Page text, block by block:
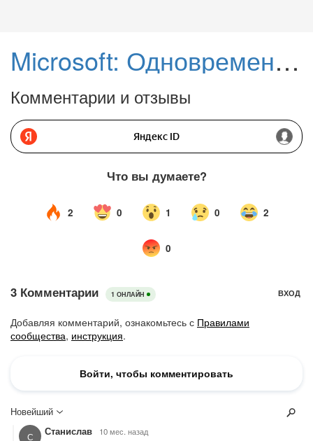
Microsoft: Одновременная работа нескольких приложений Office вызывает сбои Copilot
Комментарии и отзывы